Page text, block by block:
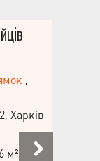
,
Харків
м²